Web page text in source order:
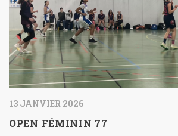
13 JANVIER 2026
OPEN FÉMININ 77